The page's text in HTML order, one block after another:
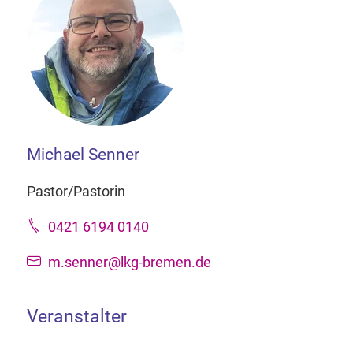
Michael Senner
Pastor/Pastorin
0421 6194 0140
m.senner@lkg-bremen.de
Veranstalter